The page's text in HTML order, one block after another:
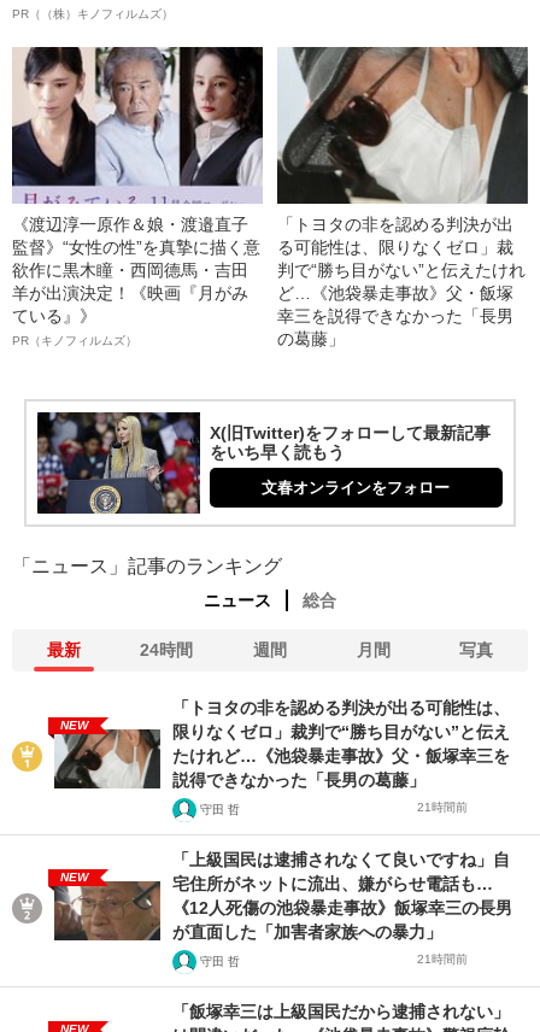
PR（（株）キノフィルムズ）
《渡辺淳一原作＆娘・渡邉直子
監督》“女性の性”を真摯に描く意
欲作に黒木瞳・西岡德馬・吉田
羊が出演決定！《映画『月がみ
ている』》
PR（キノフィルムズ）
「トヨタの非を認める判決が出
る可能性は、限りなくゼロ」裁
判で“勝ち目がない”と伝えたけれ
ど…《池袋暴走事故》父・飯塚
幸三を説得できなかった「長男
の葛藤」
X(旧Twitter)をフォローして最新記事
をいち早く読もう
文春オンラインをフォロー
「ニュース」記事のランキング
ニュース 総合
最新 24時間 週間 月間 写真
NEW
「トヨタの非を認める判決が出る可能性は、
限りなくゼロ」裁判で“勝ち目がない”と伝え
たけれど…《池袋暴走事故》父・飯塚幸三を
説得できなかった「長男の葛藤」
守田 哲 21時間前
NEW
「上級国民は逮捕されなくて良いですね」自
宅住所がネットに流出、嫌がらせ電話も…
《12人死傷の池袋暴走事故》飯塚幸三の長男
が直面した「加害者家族への暴力」
守田 哲 21時間前
NEW
「飯塚幸三は上級国民だから逮捕されない」